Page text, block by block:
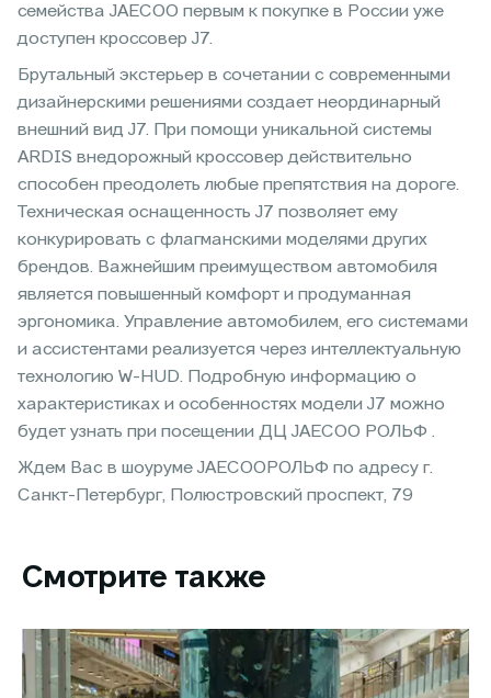
семейства JAECOO первым к покупке в России уже
доступен кроссовер J7.
Брутальный экстерьер в сочетании с современными
дизайнерскими решениями создает неординарный
внешний вид J7. При помощи уникальной системы
ARDIS внедорожный кроссовер действительно
способен преодолеть любые препятствия на дороге.
Техническая оснащенность J7 позволяет ему
конкурировать с флагманскими моделями других
брендов. Важнейшим преимуществом автомобиля
является повышенный комфорт и продуманная
эргономика. Управление автомобилем, его системами
и ассистентами реализуется через интеллектуальную
технологию W-HUD. Подробную информацию о
характеристиках и особенностях модели J7 можно
будет узнать при посещении ДЦ JAECOO РОЛЬФ .
Ждем Вас в шоуруме JAECOOРОЛЬФ по адресу г.
Санкт-Петербург, Полюстровский проспект, 79
Смотрите также